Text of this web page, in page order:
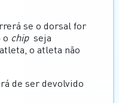
se o dorsal for
o chip seja
o atleta não
de ser devolvido